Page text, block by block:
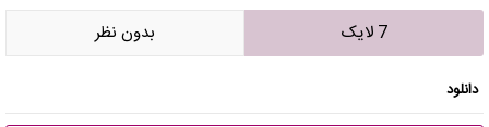
7 لایک بدون نظر
دانلود